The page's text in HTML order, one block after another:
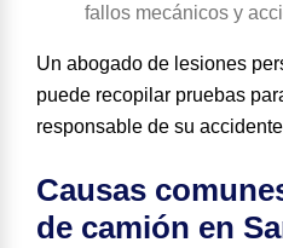
fallos mecánicos y
Un abogado de lesiones
puede recopilar pruebas
responsable de su
Causas
de camión en